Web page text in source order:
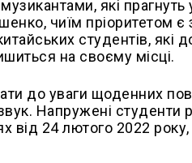
які прагнуть
чиїм пріоритетом
студентів, які
на своєму місці.
до уваги щоденних
Напружені студенти
від 24 лютого 2022 року,